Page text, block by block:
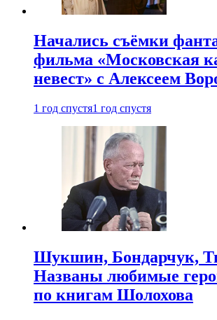
Начались съёмки
фильма «Московская
невест» с Алексеем
1 год спустя1 год спустя
Шукшин, Бондарчук,
Названы любимые
по книгам Шолохова